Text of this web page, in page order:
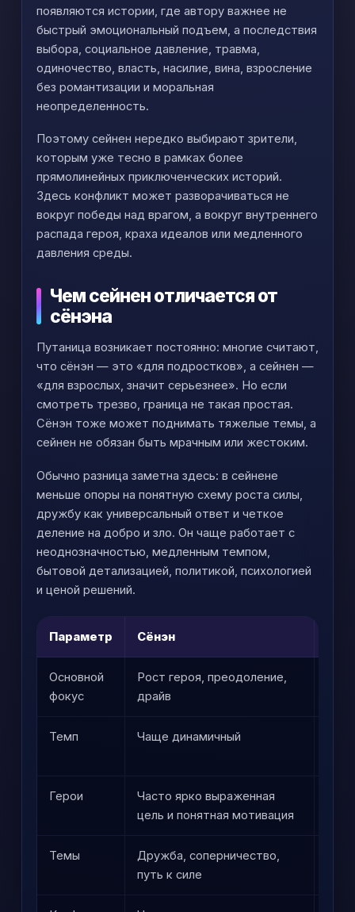
появляются истории, где автору важнее не
быстрый эмоциональный подъем, а последствия
выбора, социальное давление, травма,
одиночество, власть, насилие, вина, взросление
без романтизации и моральная
неопределенность.
Поэтому сейнен нередко выбирают зрители,
которым уже тесно в рамках более
прямолинейных приключенческих историй.
Здесь конфликт может разворачиваться не
вокруг победы над врагом, а вокруг внутреннего
распада героя, краха идеалов или медленного
давления среды.
Чем сейнен отличается от
сёнэна
Путаница возникает постоянно: многие считают,
что сёнэн — это «для подростков», а сейнен —
«для взрослых, значит серьезнее». Но если
смотреть трезво, граница не такая простая.
Сёнэн тоже может поднимать тяжелые темы, а
сейнен не обязан быть мрачным или жестоким.
Обычно разница заметна здесь: в сейнене
меньше опоры на понятную схему роста силы,
дружбу как универсальный ответ и четкое
деление на добро и зло. Он чаще работает с
неоднозначностью, медленным темпом,
бытовой детализацией, политикой, психологией
и ценой решений.
Параметр Сёнэн
Основной
фокус
Рост героя, преодоление,
драйв
Темп Чаще динамичный
Герои
Часто ярко выраженная
цель и понятная мотивация
Темы
Дружба, соперничество,
путь к силе